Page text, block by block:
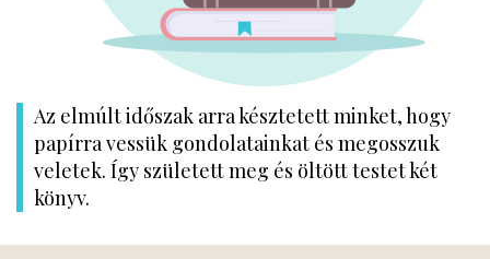
Az elmúlt időszak arra késztetett minket, hogy
papírra vessük gondolatainkat és megosszuk
veletek. Így született meg és öltött testet két
könyv.